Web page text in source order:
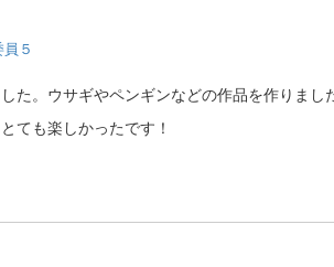
５
た。ウサギやペンギンなどの作品を作りまし
ても楽しかったです！